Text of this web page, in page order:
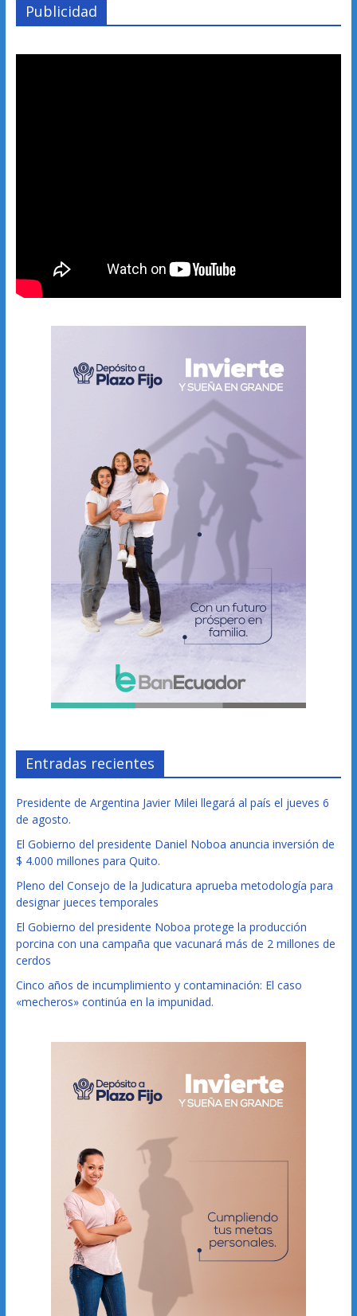
Publicidad
Entradas recientes
Presidente de Argentina Javier Milei llegará al país el jueves 6
de agosto.
El Gobierno del presidente Daniel Noboa anuncia inversión de
$ 4.000 millones para Quito.
Pleno del Consejo de la Judicatura aprueba metodología para
designar jueces temporales
El Gobierno del presidente Noboa protege la producción
porcina con una campaña que vacunará más de 2 millones de
cerdos
Cinco años de incumplimiento y contaminación: El caso
«mecheros» continúa en la impunidad.